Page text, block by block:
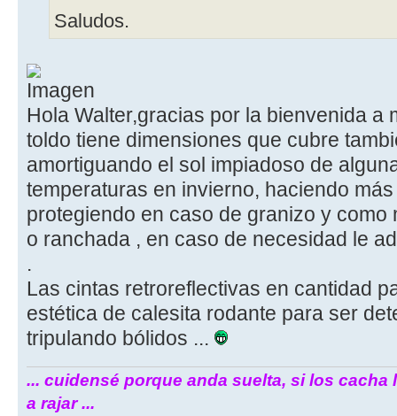
Saludos.
Hola Walter,gracias por la bienvenida a
toldo tiene dimensiones que cubre
amortiguando el sol impiadoso de
temperaturas en invierno, haciendo
protegiendo en caso de granizo y
o ranchada , en caso de necesidad le
.
Las cintas retroreflectivas en cantidad
estética de calesita rodante para ser
tripulando bólidos ...
... cuidensé porque anda suelta, si los cacha
a rajar ...